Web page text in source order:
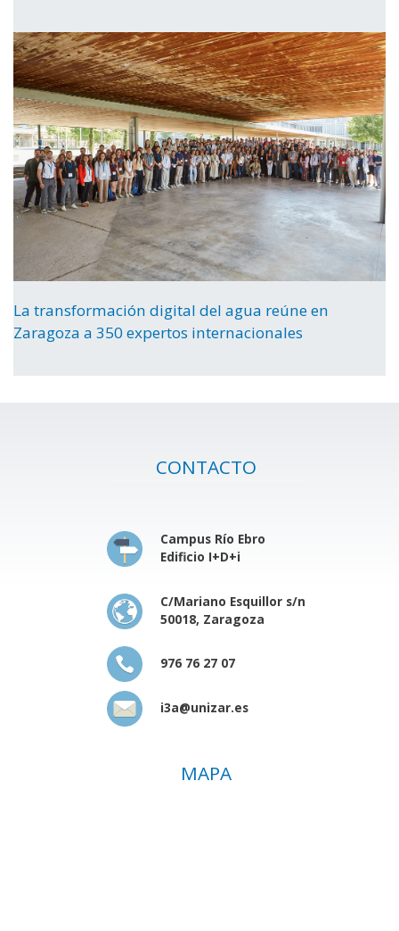
La transformación digital del agua reúne en
Zaragoza a 350 expertos internacionales
CONTACTO
Campus Río Ebro
Edificio I+D+i
C/Mariano Esquillor s/n
50018, Zaragoza
976 76 27 07
i3a@unizar.es
MAPA